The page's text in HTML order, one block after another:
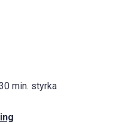
min. styrka